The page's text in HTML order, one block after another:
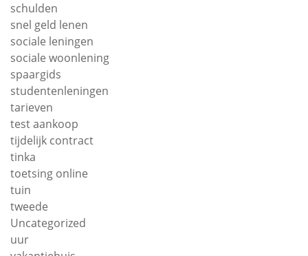
schulden
snel geld lenen
sociale leningen
sociale woonlening
spaargids
studentenleningen
tarieven
test aankoop
tijdelijk contract
tinka
toetsing online
tuin
tweede
Uncategorized
uur